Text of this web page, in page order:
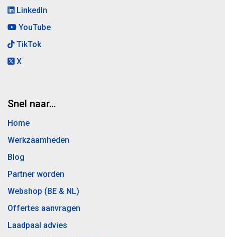
LinkedIn
YouTube
TikTok
X
Snel naar…
Home
Werkzaamheden
Blog
Partner worden
Webshop (BE & NL)
Offertes aanvragen
Laadpaal advies